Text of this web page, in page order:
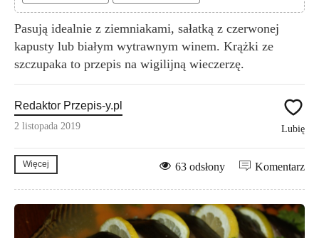
Pasują idealnie z ziemniakami, sałatką z czerwonej
kapusty lub białym wytrawnym winem. Krążki ze
szczupaka to przepis na wigilijną wieczerzę.
Redaktor Przepis-y.pl
2 listopada 2019 Lubię
Więcej Komentarz
63 odsłony